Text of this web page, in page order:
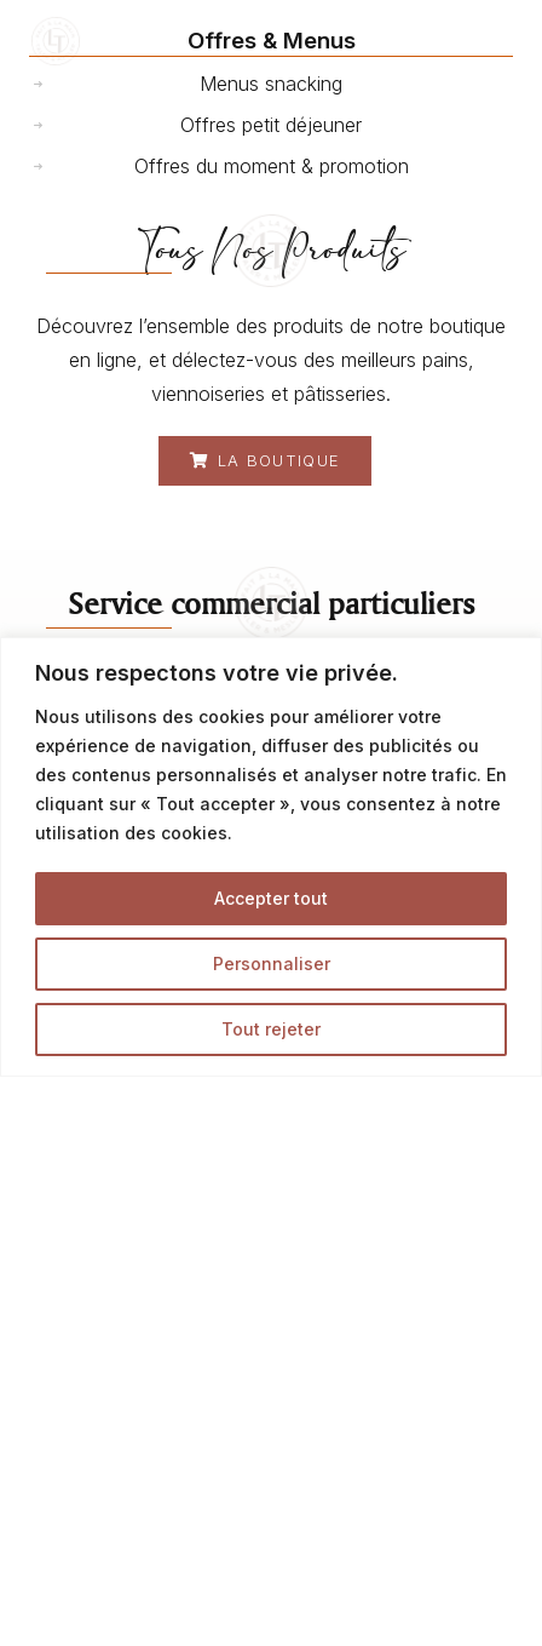
Nous respectons votre vie privée.
Nous utilisons des cookies pour améliorer votre
expérience de navigation, diffuser des publicités ou
des contenus personnalisés et analyser notre trafic. En
cliquant sur « Tout accepter », vous consentez à notre
utilisation des cookies.
Personnaliser
Tout rejeter
Accepter tout
Offres & Menus
Menus snacking
Offres petit déjeuner
Offres du moment & promotion
Tous Nos Produits
Découvrez l’ensemble des produits de notre boutique
en ligne, et délectez-vous des meilleurs pains,
viennoiseries et pâtisseries.
LA BOUTIQUE
Service commercial particuliers
contact@latalemelerie.com
04 76 43 20 09
Service commercial professionnels
04 76 43 20 09
Accueil